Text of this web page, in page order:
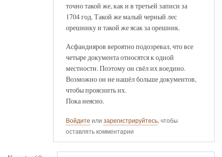
точно такой же, как и в третьей записи за
1704 год. Такой же малый черный лес
орешнику и такой же ясак за орешник.
Асфандияров вероятно подозревал, что все
четыре документа относятся к одной
местности. Поэтому он свёл их воедино.
Возможно он не нашёл больше документов,
чтобы прояснить их.
Пока неясно.
Войдите или зарегистрируйтесь, чтобы
оставлять комментарии